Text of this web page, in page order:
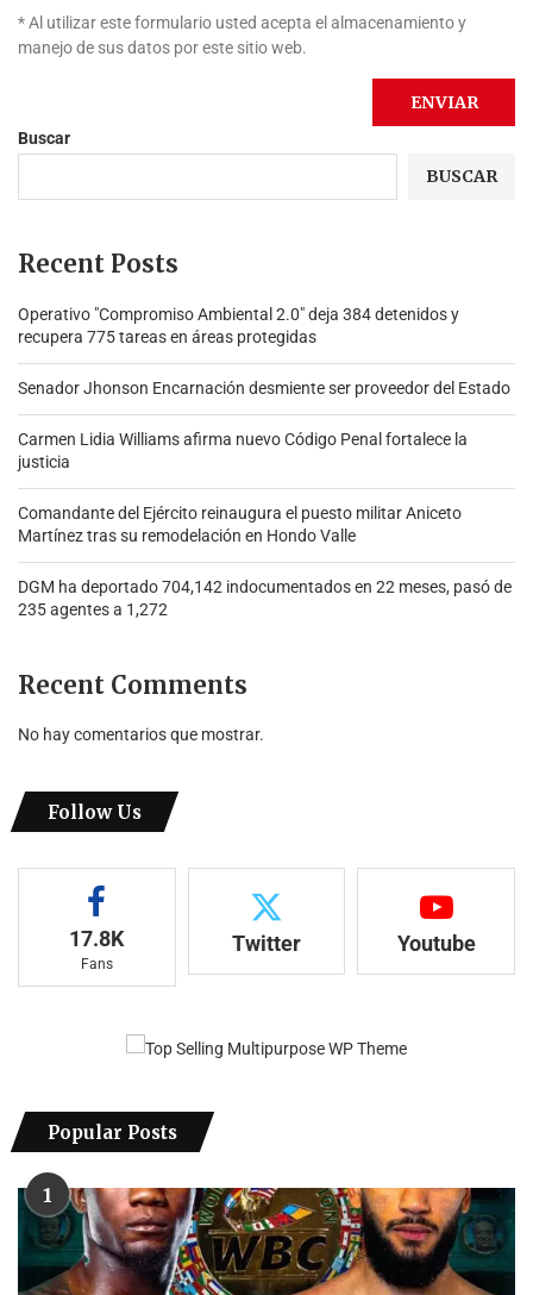
* Al utilizar este formulario usted acepta el almacenamiento y
manejo de sus datos por este sitio web.
Buscar
BUSCAR
Recent Posts
Operativo "Compromiso Ambiental 2.0″ deja 384 detenidos y
recupera 775 tareas en áreas protegidas
Senador Jhonson Encarnación desmiente ser proveedor del Estado
Carmen Lidia Williams afirma nuevo Código Penal fortalece la
justicia
Comandante del Ejército reinaugura el puesto militar Aniceto
Martínez tras su remodelación en Hondo Valle
DGM ha deportado 704,142 indocumentados en 22 meses, pasó de
235 agentes a 1,272
Recent Comments
No hay comentarios que mostrar.
Follow Us
17.8K
Fans
Twitter Youtube
Popular Posts
1